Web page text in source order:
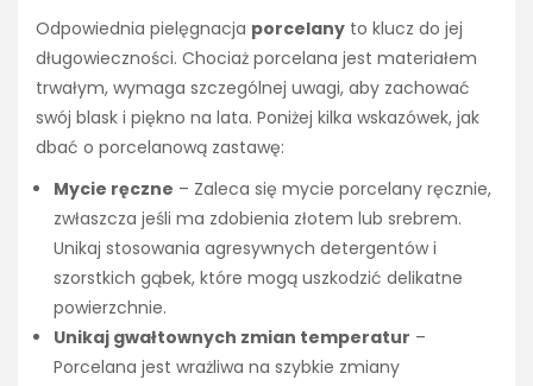
Odpowiednia pielęgnacja porcelany to klucz do jej
długowieczności. Chociaż porcelana jest materiałem
trwałym, wymaga szczególnej uwagi, aby zachować
swój blask i piękno na lata. Poniżej kilka wskazówek, jak
dbać o porcelanową zastawę:
Mycie ręczne – Zaleca się mycie porcelany ręcznie,
zwłaszcza jeśli ma zdobienia złotem lub srebrem.
Unikaj stosowania agresywnych detergentów i
szorstkich gąbek, które mogą uszkodzić delikatne
powierzchnie.
Unikaj gwałtownych zmian temperatur –
Porcelana jest wrażliwa na szybkie zmiany